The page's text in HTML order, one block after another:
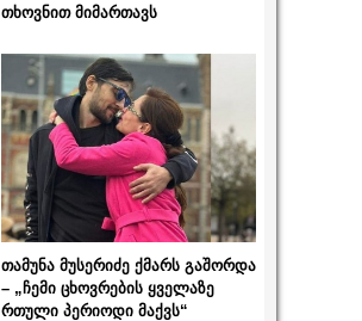
თხოვნით მიმართავს
თამუნა მუსერიძე ქმარს გაშორდა
– „ჩემი ცხოვრების ყველაზე
რთული პერიოდი მაქვს“